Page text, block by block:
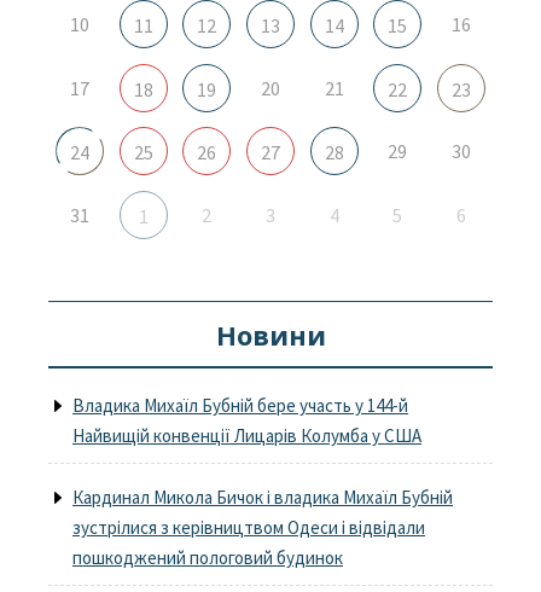
10 11 12 13 14 15 16
17 18 19 20 21 22 23
24 25 26 27 28 29 30
31 1 2 3 4 5 6
Новини
Владика Михаїл Бубній бере участь у 144-й
Найвищій конвенції Лицарів Колумба у США
Кардинал Микола Бичок і владика Михаїл Бубній
зустрілися з керівництвом Одеси і відвідали
пошкоджений пологовий будинок